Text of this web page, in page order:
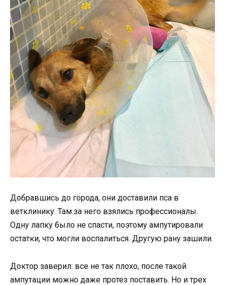
Добравшись до города, они доставили пса в
ветклинику. Там за него взялись профессионалы.
Одну лапку было не спасти, поэтому ампутировали
остатки, что могли воспалиться. Другую рану зашили.
Доктор заверил: все не так плохо, после такой
ампутации можно даже протез поставить. Но и трех